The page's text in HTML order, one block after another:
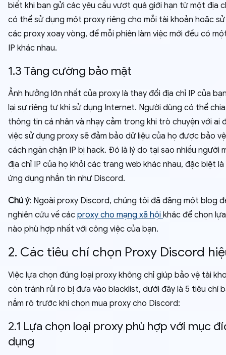
biết khi bạn gửi các yêu cầu vượt quá giới hạn từ một địa
có thể sử dụng một proxy riêng cho mỗi tài khoản hoặc
các proxy xoay vòng, để mỗi phiên làm việc mới đều có
IP khác nhau.
1.3 Tăng cường bảo mật
Ảnh hưởng lớn nhất của proxy là thay đổi địa chỉ IP của
lại sự riêng tư khi sử dụng Internet. Người dùng có thể
thông tin cá nhân và nhạy cảm trong khi trò chuyện với ai
việc sử dụng proxy sẽ đảm bảo dữ liệu của họ được bảo
cách ngăn chặn IP bị hack. Đó là lý do tại sao nhiều người
địa chỉ IP của họ khỏi các trang web khác nhau, đặc biệt
ứng dụng nhắn tin như Discord.
Chú ý: Ngoài proxy Discord, chúng tôi đã đăng một blog
nghiên cứu về các proxy cho mạng xã hội khác để chọn
nào phù hợp nhất với công việc của bạn.
2. Các tiêu chí chọn Proxy Discord
Việc lựa chọn đúng loại proxy không chỉ giúp bảo vệ tài
còn tránh rủi ro bị đưa vào blacklist, dưới đây là 5 tiêu chí
nắm rõ trước khi chọn mua proxy cho Discord:
2.1 Lựa chọn loại proxy phù hợp với mục
dụng